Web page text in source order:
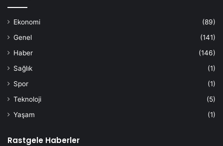
Ekonomi
(89)
Genel
(141)
Haber
(146)
Sağlık
(1)
Spor
(1)
Teknoloji
(5)
Yaşam
(1)
Rastgele Haberler